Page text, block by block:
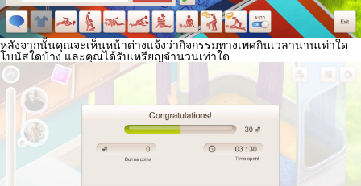
หลังจากนั้นคุณจะเห็นหน้าต่างแจ้งว่ากิจกรรมทางเพศกินเวลานานเท่าใด
โบนัสใดบ้าง และคุณได้รับเหรียญจำนวนเท่าใด